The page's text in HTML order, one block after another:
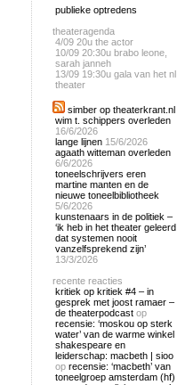
publieke optredens
theateragenda
4/09 20u the actor
10/09 20:30u brabo leone,
sarah janneh
13/09 19:30u gala van het nl
theater
simber op theaterkrant.nl
wim t. schippers overleden
16/6/2026
lange lijnen 15/6/2026
agaath witteman overleden
6/6/2026
toneelschrijvers eren
martine manten en de
nieuwe toneelbibliotheek
5/6/2026
kunstenaars in de politiek –
‘ik heb in het theater geleerd
dat systemen nooit
vanzelfsprekend zijn’
13/3/2026
recente reacties
kritiek op kritiek #4 – in
gesprek met joost ramaer –
de theaterpodcast op
recensie: ‘moskou op sterk
water’ van de warme winkel
shakespeare en
leiderschap: macbeth | sioo
op recensie: ‘macbeth’ van
toneelgroep amsterdam (hf)